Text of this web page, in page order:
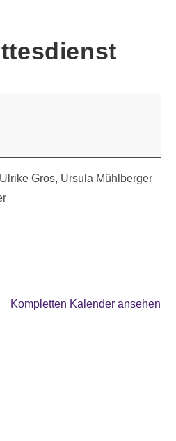
Gros, Ursula Mühlberger
Kompletten Kalender ansehen